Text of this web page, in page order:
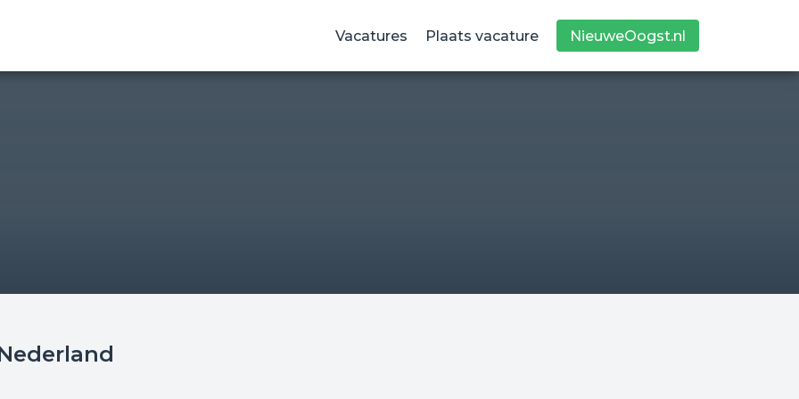
Vacatures Plaats vacature NieuweOogst.nl